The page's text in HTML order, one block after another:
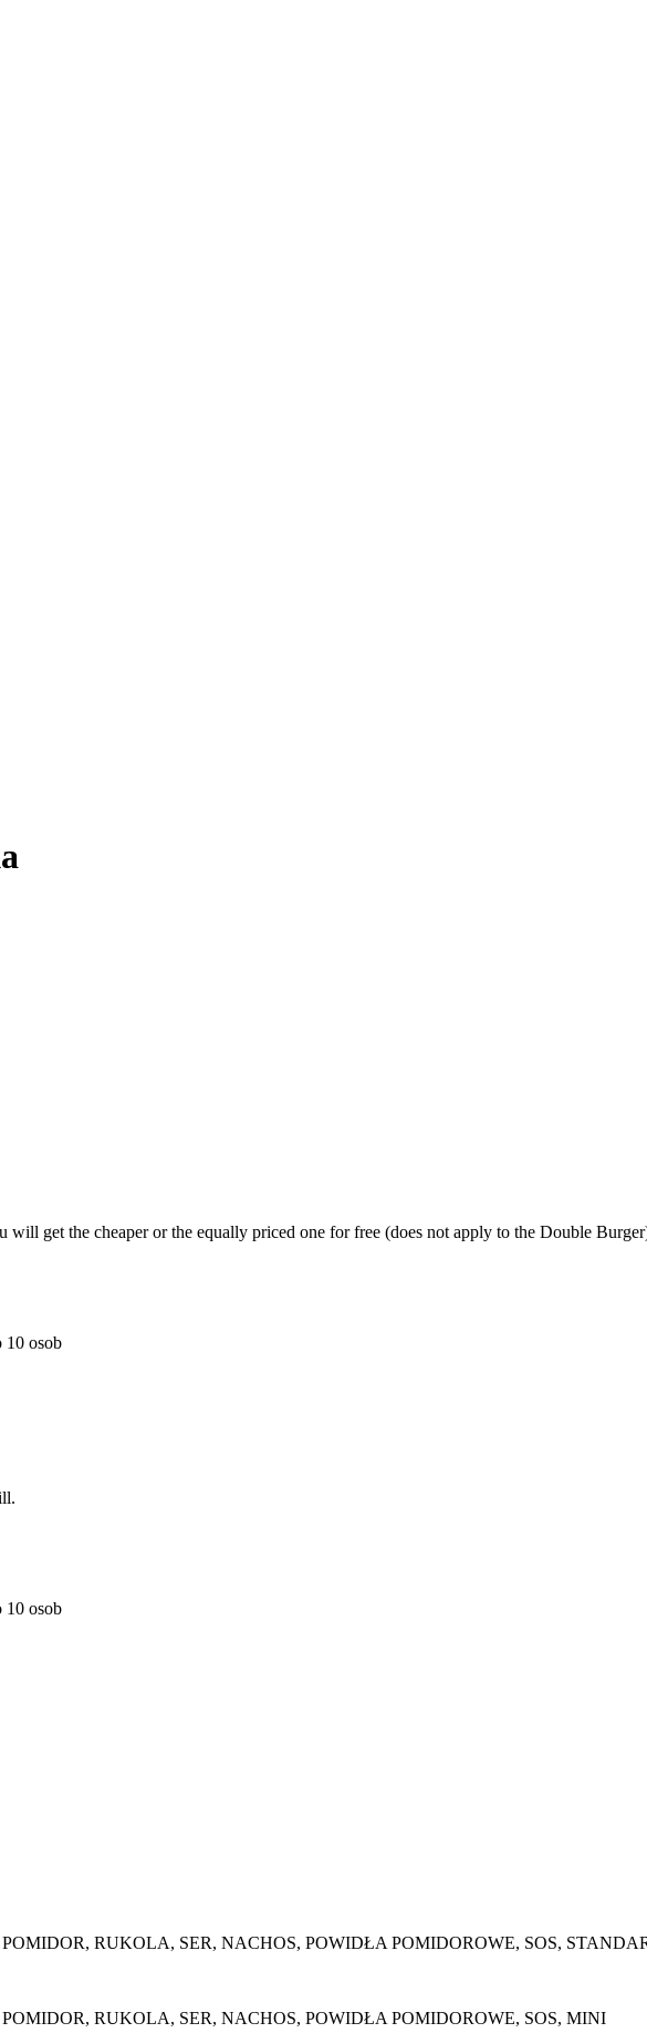
will get the cheaper or the equally priced one for free (does not apply to the Double
10 osob
10 osob
RUKOLA, SER, NACHOS, POWIDŁA POMIDOROWE, SOS,
RUKOLA, SER, NACHOS, POWIDŁA POMIDOROWE, SOS, MINI